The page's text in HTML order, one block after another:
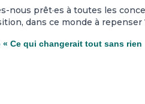
nous prêt·es à toutes les
dans ce monde à repenser
Ce qui changerait tout sans rien